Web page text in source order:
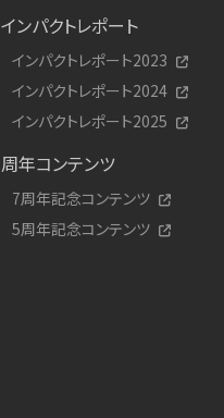
インパクトレポート
インパクトレポート2023
インパクトレポート2024
インパクトレポート2025
周年コンテンツ
7周年記念コンテンツ
5周年記念コンテンツ